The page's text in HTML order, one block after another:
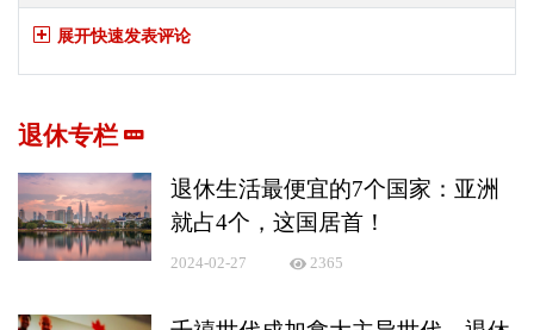
展开快速发表评论
退休专栏
退休生活最便宜的7个国家：亚洲
就占4个，这国居首！
2024-02-27 2365